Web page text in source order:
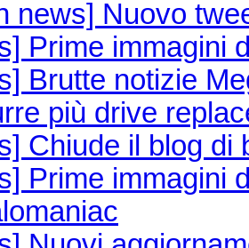
news] Nuovo
Prime immagini
Brutte notizie
più drive
Chiude il blog di
Prime immagini